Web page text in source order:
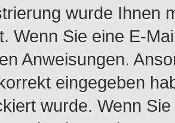
wurde Ihnen
Wenn Sie eine E-
Anweisungen.
eingegeben
wurde. Wenn